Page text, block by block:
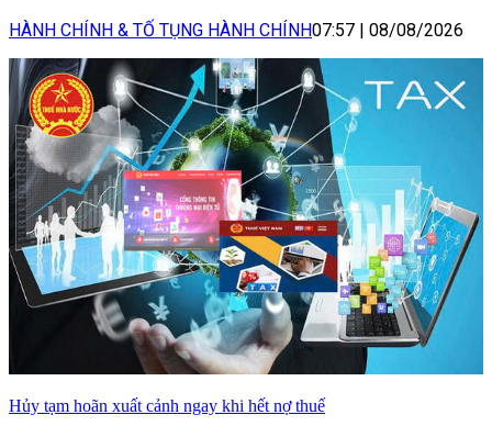
HÀNH CHÍNH & TỐ TỤNG HÀNH CHÍNH07:57 08/08/2026
Hủy tạm hoãn xuất cảnh ngay khi hết nợ thuế